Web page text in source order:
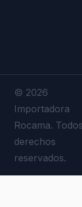
© 2026
Importadora
Rocama.
derechos
reservados.